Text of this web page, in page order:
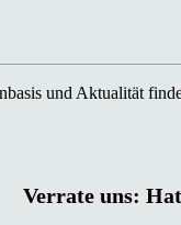
und Aktualität
Verrate uns: